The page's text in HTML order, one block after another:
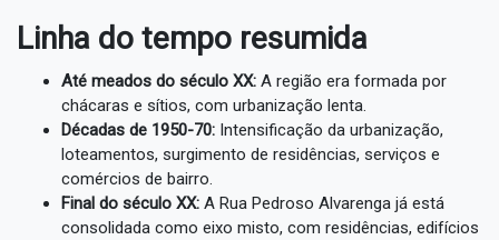
Linha do tempo resumida
Até meados do século XX: A região era formada por
chácaras e sítios, com urbanização lenta.
Décadas de 1950-70: Intensificação da urbanização,
loteamentos, surgimento de residências, serviços e
comércios de bairro.
Final do século XX: A Rua Pedroso Alvarenga já está
consolidada como eixo misto, com residências, edifícios